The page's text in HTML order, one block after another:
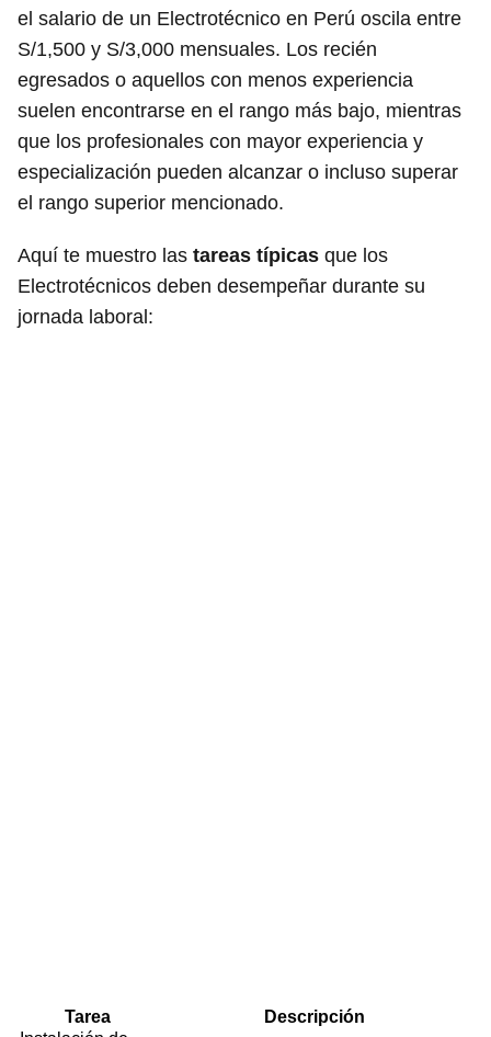
el salario de un Electrotécnico en Perú oscila entre
S/1,500 y S/3,000 mensuales. Los recién
egresados o aquellos con menos experiencia
suelen encontrarse en el rango más bajo, mientras
que los profesionales con mayor experiencia y
especialización pueden alcanzar o incluso superar
el rango superior mencionado.
Aquí te muestro las tareas típicas que los
Electrotécnicos deben desempeñar durante su
jornada laboral:
Tarea
Descripción